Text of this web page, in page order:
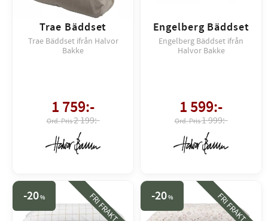
Trae Bäddset
Trae Bäddset ifrån Halvor
Bakke
1 759:-
2 199:-
Engelberg Bäddset
Engelberg Bäddset ifrån
Halvor Bakke
1 599:-
1 999:-
20% FRI FRAKT 20% FRI FRAKT